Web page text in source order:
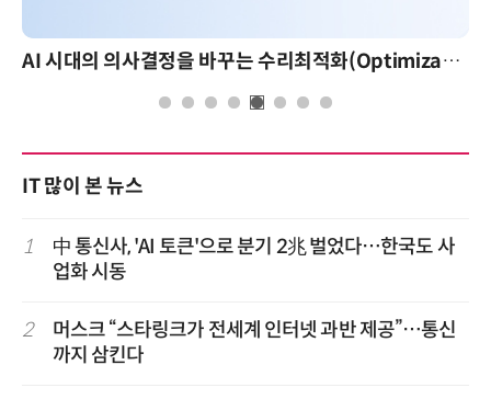
AI 시대의 의사결정을 바꾸는 수리최적화(Optimization): 실제 산업 적용 사례와 활용 전략
IT 많이 본 뉴스
1
中 통신사, 'AI 토큰'으로 분기 2兆 벌었다…한국도 사
업화 시동
2
머스크 “스타링크가 전세계 인터넷 과반 제공”…통신
까지 삼킨다